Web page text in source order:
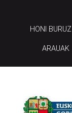
HONI BURUZ
ARAUAK